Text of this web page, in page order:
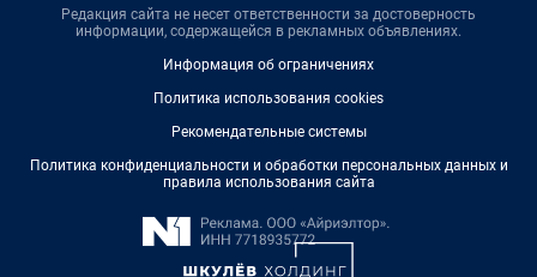
Редакция сайта не несет ответственности за достоверность
информации, содержащейся в рекламных объявлениях.
Информация об ограничениях
Политика использования cookies
Рекомендательные системы
Политика конфиденциальности и обработки персональных данных и
правила использования сайта